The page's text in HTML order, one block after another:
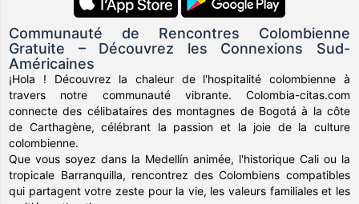
Communauté de Rencontres Colombienne
Gratuite – Découvrez les Connexions Sud-
Américaines
¡Hola ! Découvrez la chaleur de l'hospitalité colombienne à
travers notre communauté vibrante. Colombia-citas.com
connecte des célibataires des montagnes de Bogotá à la côte
de Carthagène, célébrant la passion et la joie de la culture
colombienne.
Que vous soyez dans la Medellín animée, l'historique Cali ou la
tropicale Barranquilla, rencontrez des Colombiens compatibles
qui partagent votre zeste pour la vie, les valeurs familiales et les